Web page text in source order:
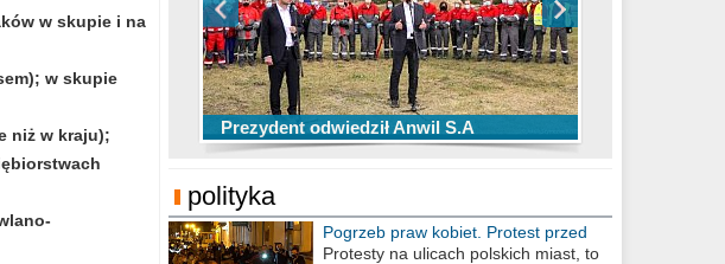
w skupie i na
w skupie
niż w kraju);
Prezydent odwiedził Anwil S.A
TOP 10 przechwytów Anwilu Włocławek
w EBL w sezonie 2019/2020
TOP 5 rzutów Anwilu Włocławek w BCL
w sezonie 2019/2020
polityka
Pogrzeb praw kobiet. Protest przed
biurem poselskim PiS
Protesty na ulicach polskich miast, to